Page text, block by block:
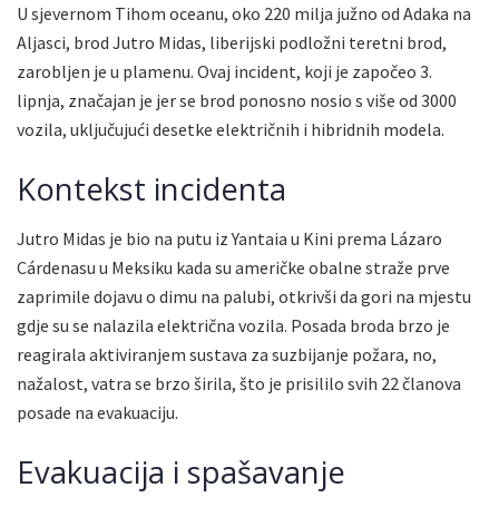
U sjevernom Tihom oceanu, oko 220 milja južno od Adaka na
Aljasci, brod Jutro Midas, liberijski podložni teretni brod,
zarobljen je u plamenu. Ovaj incident, koji je započeo 3.
lipnja, značajan je jer se brod ponosno nosio s više od 3000
vozila, uključujući desetke električnih i hibridnih modela.
Kontekst incidenta
Jutro Midas je bio na putu iz Yantaia u Kini prema Lázaro
Cárdenasu u Meksiku kada su američke obalne straže prve
zaprimile dojavu o dimu na palubi, otkrivši da gori na mjestu
gdje su se nalazila električna vozila. Posada broda brzo je
reagirala aktiviranjem sustava za suzbijanje požara, no,
nažalost, vatra se brzo širila, što je prisililo svih 22 članova
posade na evakuaciju.
Evakuacija i spašavanje